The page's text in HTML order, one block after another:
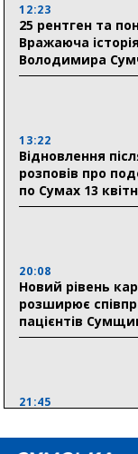
17:52
«Укрексімбанк»
Пенсійному
людям
Артем Кобзар
відзнаки
19:38
здобула
12:23
25 рентген та
Вражаюча
Володимира
13:22
Відновлення
розповів про
по Сумах 13
20:08
Новий рівень
розширює
пацієнтів
21:45
збільшити